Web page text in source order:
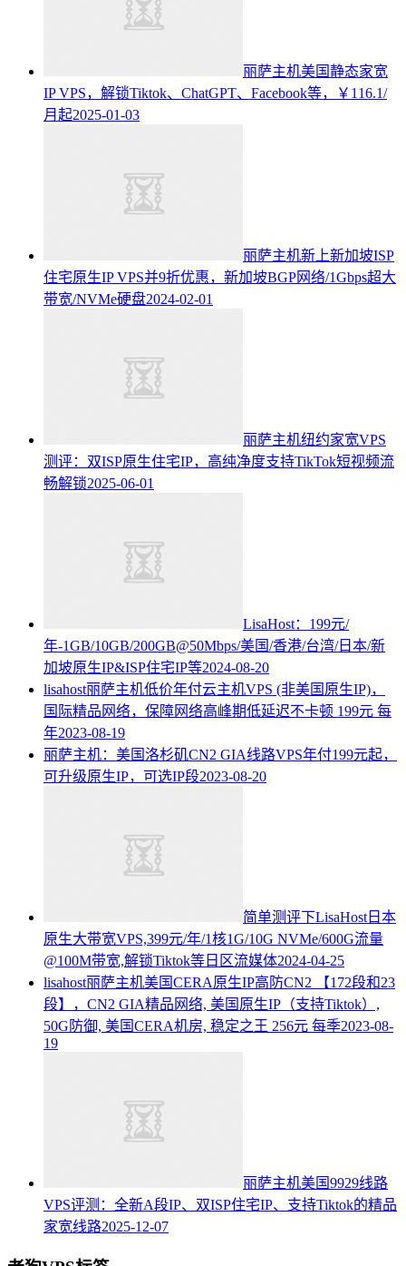
丽萨主机美国静态家宽
IP VPS，解锁Tiktok、ChatGPT、Facebook等，￥116.1/
月起2025-01-03
丽萨主机新上新加坡ISP
住宅原生IP VPS并9折优惠，新加坡BGP网络/1Gbps超大
带宽/NVMe硬盘2024-02-01
丽萨主机纽约家宽VPS
测评：双ISP原生住宅IP，高纯净度支持TikTok短视频流
畅解锁2025-06-01
LisaHost：199元/
年-1GB/10GB/200GB@50Mbps/美国/香港/台湾/日本/新
加坡原生IP&ISP住宅IP等2024-08-20
lisahost丽萨主机低价年付云主机VPS (非美国原生IP)，
国际精品网络，保障网络高峰期低延迟不卡顿 199元 每
年2023-08-19
丽萨主机：美国洛杉矶CN2 GIA线路VPS年付199元起，
可升级原生IP，可选IP段2023-08-20
简单测评下LisaHost日本
原生大带宽VPS,399元/年/1核1G/10G NVMe/600G流量
@100M带宽,解锁Tiktok等日区流媒体2024-04-25
lisahost丽萨主机美国CERA原生IP高防CN2 【172段和23
段】，CN2 GIA精品网络, 美国原生IP（支持Tiktok）,
50G防御, 美国CERA机房, 稳定之王 256元 每季2023-08-
19
丽萨主机美国9929线路
VPS评测：全新A段IP、双ISP住宅IP、支持Tiktok的精品
家宽线路2025-12-07